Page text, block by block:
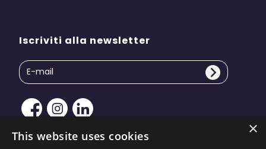
Iscriviti alla newsletter
×
This website uses cookies